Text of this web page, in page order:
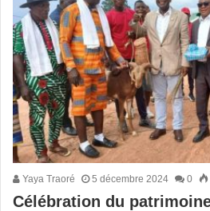
Yaya Traoré 5 décembre 2024 0
Célébration du